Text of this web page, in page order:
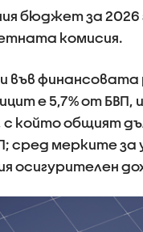
бюджет за 2026
комисия.
във
е 5,7% от БВП,
с който общият
сред мерките
осигурителен